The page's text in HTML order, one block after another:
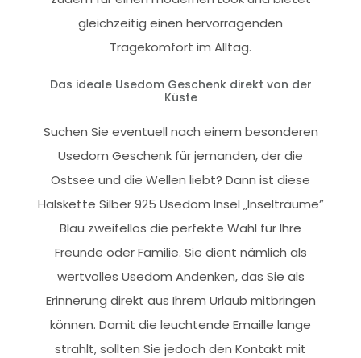
gleichzeitig einen hervorragenden
Tragekomfort im Alltag.
Das ideale Usedom Geschenk direkt von der
Küste
Suchen Sie eventuell nach einem besonderen
Usedom Geschenk für jemanden, der die
Ostsee und die Wellen liebt? Dann ist diese
Halskette Silber 925 Usedom Insel „Inselträume”
Blau zweifellos die perfekte Wahl für Ihre
Freunde oder Familie. Sie dient nämlich als
wertvolles Usedom Andenken, das Sie als
Erinnerung direkt aus Ihrem Urlaub mitbringen
können. Damit die leuchtende Emaille lange
strahlt, sollten Sie jedoch den Kontakt mit